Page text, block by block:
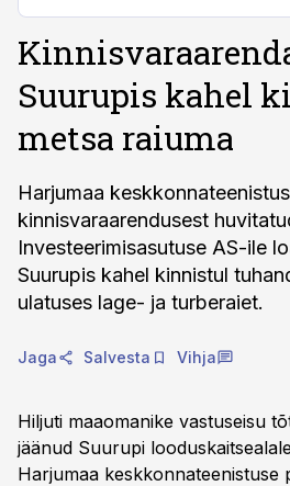
Suurupis kahel
metsa raiuma
Harjumaa
kinnisvaraarendusest
Investeerimisasutuse AS-ile
Suurupis kahel kinnistul
ulatuses lage- ja turberaiet.
Jaga Salvesta Vihja
Hiljuti maaomanike vastuseisu
jäänud Suurupi
Harjumaa keskkonnateenistuse